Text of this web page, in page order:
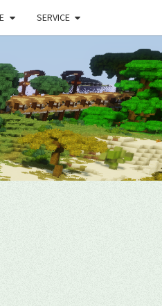
SERVICE